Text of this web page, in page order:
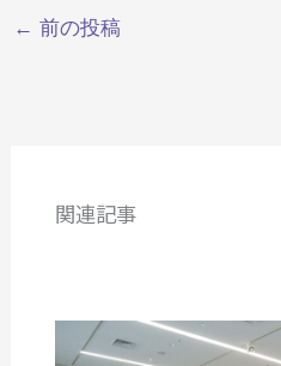
← 前の投稿
関連記事